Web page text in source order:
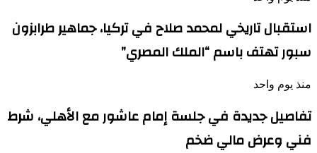
استقبال تاريخي لمحمد صلاح في تركيا، جماهير طرابزون
سبور تهتف باسم “الملك المصري”
منذ يوم واحد
تفاصيل جديدة في جلسة إمام عاشور مع الأهلي، شرط
فني وعرض مالي ضخم